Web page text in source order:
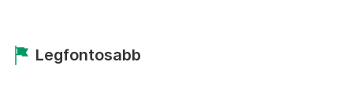
Legfontosabb